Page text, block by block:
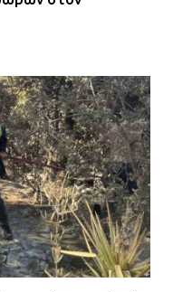
19χρονης στο
Εισαγγελέας
των